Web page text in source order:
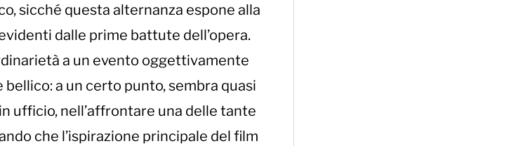
sicché questa alternanza espone alla
dalle prime battute dell’opera.
a un evento oggettivamente
a un certo punto, sembra quasi
ufficio, nell’affrontare una delle tante
che l’ispirazione principale del film